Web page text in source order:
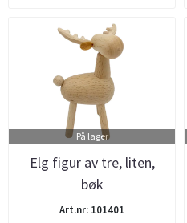
På lager
Elg figur av tre, liten,
bøk
Art.nr: 101401